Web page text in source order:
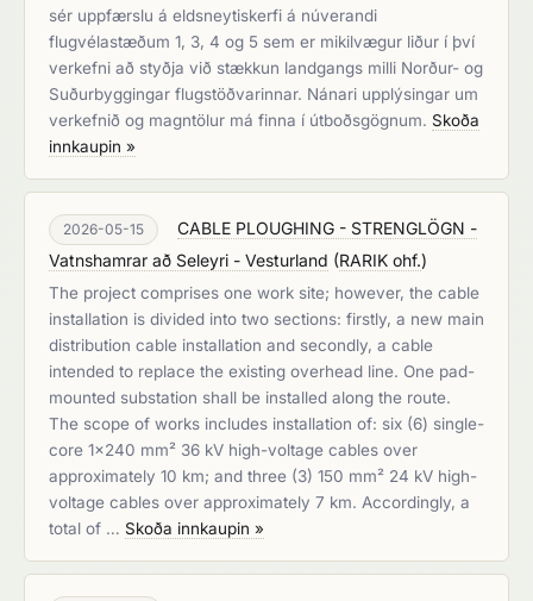
sér uppfærslu á eldsneytiskerfi á núverandi
flugvélastæðum 1, 3, 4 og 5 sem er mikilvægur liður í því
verkefni að styðja við stækkun landgangs milli Norður- og
Suðurbyggingar flugstöðvarinnar. Nánari upplýsingar um
verkefnið og magntölur má finna í útboðsgögnum. Skoða
innkaupin »
2026-05-15
CABLE PLOUGHING - STRENGLÖGN -
Vatnshamrar að Seleyri - Vesturland (RARIK ohf.)
The project comprises one work site; however, the cable
installation is divided into two sections: firstly, a new main
distribution cable installation and secondly, a cable
intended to replace the existing overhead line. One pad-
mounted substation shall be installed along the route.
The scope of works includes installation of: six (6) single-
core 1x240 mm² 36 kV high-voltage cables over
approximately 10 km; and three (3) 150 mm² 24 kV high-
voltage cables over approximately 7 km. Accordingly, a
total of … Skoða innkaupin »